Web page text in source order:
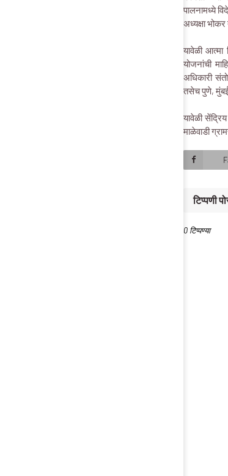
पालनामध्ये
अध्यक्षा
यावेळी आत्मा
योजनांची
अधिकारी
तसेच पुणे,
यावेळी
माळेवाडी
टिप्पणी
0 टिप्पण्या